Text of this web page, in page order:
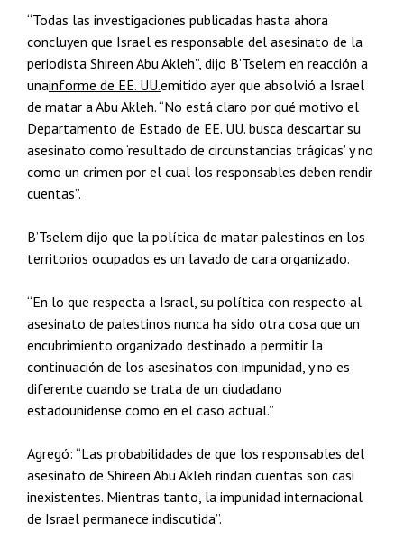
“Todas las investigaciones publicadas hasta ahora
concluyen que Israel es responsable del asesinato de la
periodista Shireen Abu Akleh”, dijo B’Tselem en reacción a
unainforme de EE. UU.emitido ayer que absolvió a Israel
de matar a Abu Akleh. “No está claro por qué motivo el
Departamento de Estado de EE. UU. busca descartar su
asesinato como ‘resultado de circunstancias trágicas’ y no
como un crimen por el cual los responsables deben rendir
cuentas”.
B’Tselem dijo que la política de matar palestinos en los
territorios ocupados es un lavado de cara organizado.
“En lo que respecta a Israel, su política con respecto al
asesinato de palestinos nunca ha sido otra cosa que un
encubrimiento organizado destinado a permitir la
continuación de los asesinatos con impunidad, y no es
diferente cuando se trata de un ciudadano
estadounidense como en el caso actual.”
Agregó: “Las probabilidades de que los responsables del
asesinato de Shireen Abu Akleh rindan cuentas son casi
inexistentes. Mientras tanto, la impunidad internacional
de Israel permanece indiscutida”.